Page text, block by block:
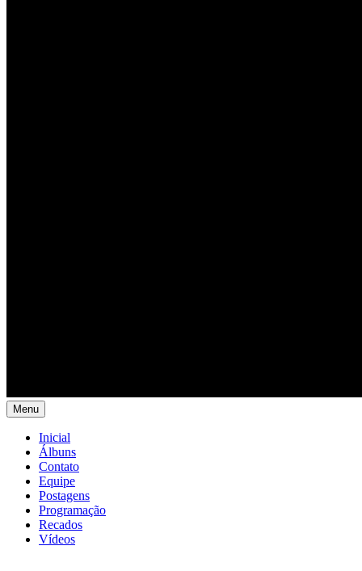
Menu
Inicial
Álbuns
Contato
Equipe
Postagens
Programação
Recados
Vídeos